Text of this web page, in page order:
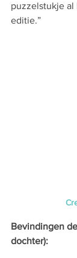
puzzelstukje al
editie.”
Bevindingen
dochter):